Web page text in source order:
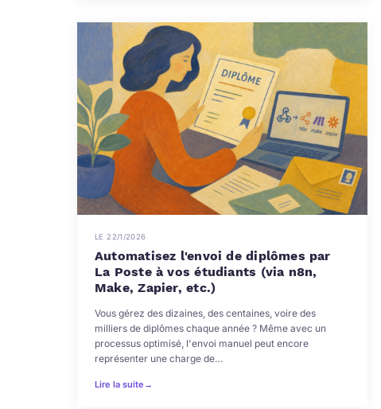
LE 22/1/2026
Automatisez l'envoi de diplômes par
La Poste à vos étudiants (via n8n,
Make, Zapier, etc.)
Vous gérez des dizaines, des centaines, voire des
milliers de diplômes chaque année ? Même avec un
processus optimisé, l'envoi manuel peut encore
représenter une charge de…
Lire la suite →